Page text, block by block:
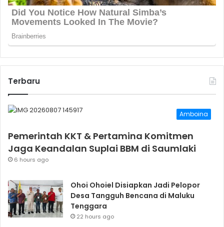
Terbaru
Amboina
Pemerintah KKT & Pertamina Komitmen
Jaga Keandalan Suplai BBM di Saumlaki
6 hours ago
Ohoi Ohoiel Disiapkan Jadi Pelopor
Desa Tangguh Bencana di Maluku
Tenggara
22 hours ago